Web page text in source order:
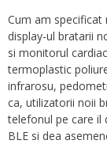
Cum am
display-ul bratarii
si monitorul
termoplastic
infrarosu,
ca, utilizatorii noii
telefonul pe care il
BLE si dea